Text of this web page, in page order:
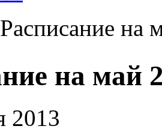
на
на май
2013